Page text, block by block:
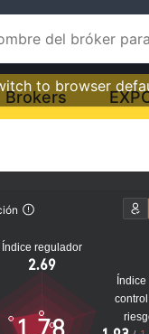
to browser
Brokers
Índice regulador
2.69
Índice